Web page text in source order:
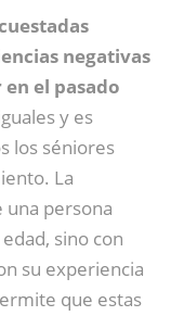
negativas
el pasado
y es
los séniores
La
una persona
sino con
su experiencia
que estas